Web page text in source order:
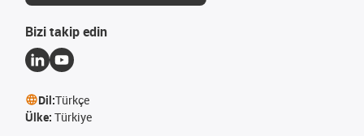
Bizi takip edin
Dil:Türkçe
Ülke: Türkiye